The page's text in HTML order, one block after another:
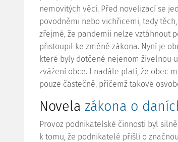
nemovitých věcí. Před novelizací se
povodněmi nebo vichřicemi, tedy
zřejmé, že pandemii nelze vztáhnout
přistoupil ke změně zákona. Nyní je
které byly dotčené nejenom živelnou
zvážení obce. I nadále platí, že obec
pouze částečně, přičemž takové
Novela zákona o
Provoz podnikatelské činnosti byl
k tomu, že podnikatelé přišli o